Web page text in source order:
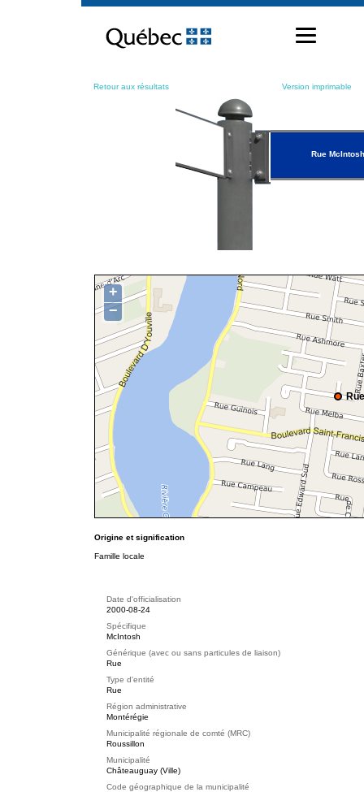
contenu
Retour aux résultats Version imprimable
Rue McIntosh
+
−
Origine et signification
Famille locale
Date d'officialisation
2000-08-24
Spécifique
McIntosh
Générique (avec ou sans particules de liaison)
Rue
Type d'entité
Rue
Région administrative
Montérégie
Municipalité régionale de comté (MRC)
Roussillon
Municipalité
Châteauguay (Ville)
Code géographique de la municipalité